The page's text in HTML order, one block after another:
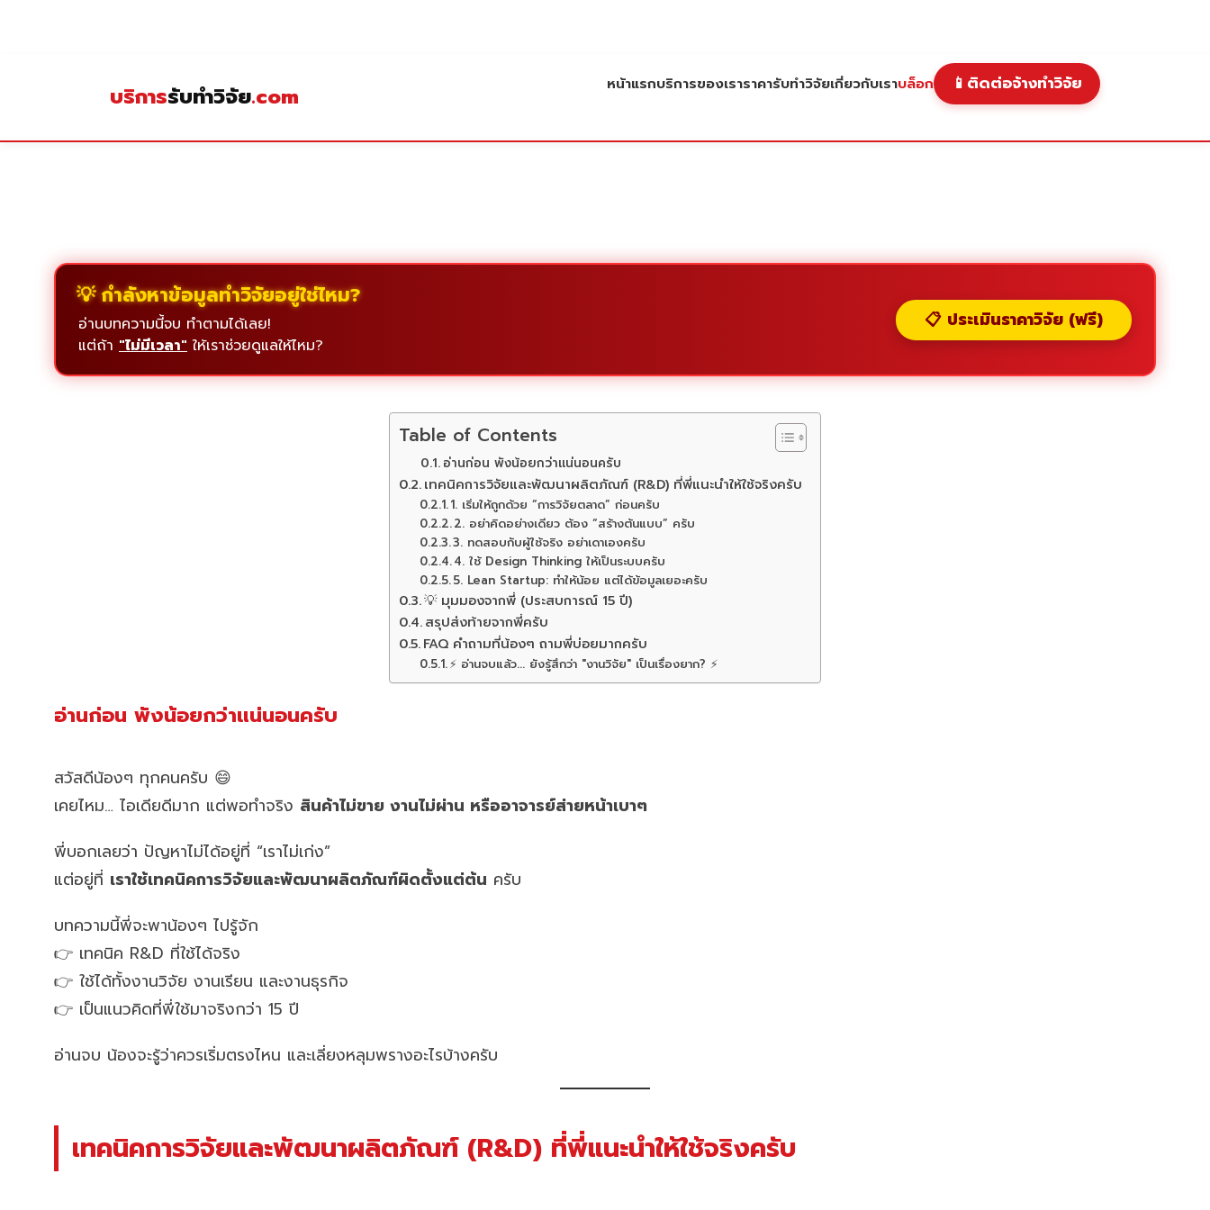
บริการรับทำวิจัย.com หน้าแรกบริการของเราราคารับทำวิจัยเกี่ยวกับเราบล็อก 📱 ติดต่อจ้างทำวิจัย
💡 กำลังหาข้อมูลทำวิจัยอยู่ใช่ไหม?
อ่านบทความนี้จบ ทำตามได้เลย!
แต่ถ้า "ไม่มีเวลา" ให้เราช่วยดูแลให้ไหม?
📋 ประเมินราคาวิจัย (ฟรี)
Table of Contents
อ่านก่อน พังน้อยกว่าแน่นอนครับ
เทคนิคการวิจัยและพัฒนาผลิตภัณฑ์ (R&D) ที่พี่แนะนำให้ใช้จริงครับ
1. เริ่มให้ถูกด้วย “การวิจัยตลาด” ก่อนครับ
2. อย่าคิดอย่างเดียว ต้อง “สร้างต้นแบบ” ครับ
3. ทดสอบกับผู้ใช้จริง อย่าเดาเองครับ
4. ใช้ Design Thinking ให้เป็นระบบครับ
5. Lean Startup: ทำให้น้อย แต่ได้ข้อมูลเยอะครับ
💡 มุมมองจากพี่ (ประสบการณ์ 15 ปี)
สรุปส่งท้ายจากพี่ครับ
FAQ คำถามที่น้องๆ ถามพี่บ่อยมากครับ
⚡ อ่านจบแล้ว... ยังรู้สึกว่า "งานวิจัย" เป็นเรื่องยาก? ⚡
อ่านก่อน พังน้อยกว่าแน่นอนครับ
สวัสดีน้องๆ ทุกคนครับ 😄
เคยไหม… ไอเดียดีมาก แต่พอทำจริง สินค้าไม่ขาย งานไม่ผ่าน หรืออาจารย์ส่ายหน้าเบาๆ
พี่บอกเลยว่า ปัญหาไม่ได้อยู่ที่ “เราไม่เก่ง”
แต่อยู่ที่ เราใช้เทคนิคการวิจัยและพัฒนาผลิตภัณฑ์ผิดตั้งแต่ต้น ครับ
บทความนี้พี่จะพาน้องๆ ไปรู้จัก
👉 เทคนิค R&D ที่ใช้ได้จริง
👉 ใช้ได้ทั้งงานวิจัย งานเรียน และงานธุรกิจ
👉 เป็นแนวคิดที่พี่ใช้มาจริงกว่า 15 ปี
อ่านจบ น้องจะรู้ว่าควรเริ่มตรงไหน และเลี่ยงหลุมพรางอะไรบ้างครับ
เทคนิคการวิจัยและพัฒนาผลิตภัณฑ์ (R&D) ที่พี่แนะนำให้ใช้จริงครับ